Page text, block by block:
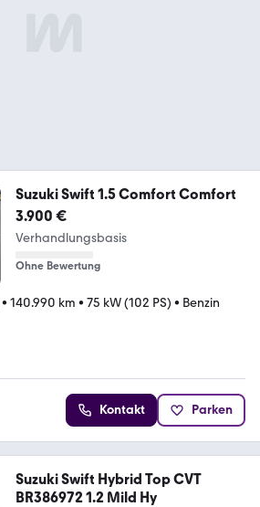
Suzuki Swift 1.5 Comfort Comfort
3.900 €
Verhandlungsbasis
Ohne Bewertung
• 140.990 km • 75 kW (102 PS) • Benzin
Kontakt Parken
Suzuki Swift Hybrid Top CVT
BR386972 1.2 Mild Hy